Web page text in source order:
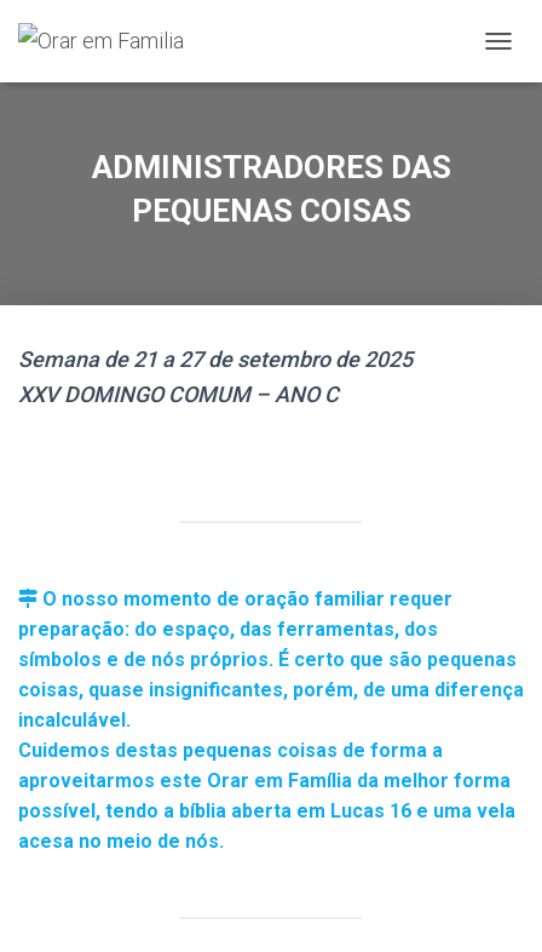
L
ADMINISTRADORES DAS
PEQUENAS COISAS
Semana de 21 a 27 de setembro de 2025
XXV DOMINGO COMUM – ANO C
O nosso momento de oração familiar requer
preparação: do espaço, das ferramentas, dos
símbolos e de nós próprios. É certo que são pequenas
coisas, quase insignificantes, porém, de uma diferença
incalculável.
Cuidemos destas pequenas coisas de forma a
aproveitarmos este Orar em Família da melhor forma
possível, tendo a bíblia aberta em Lucas 16 e uma vela
acesa no meio de nós.